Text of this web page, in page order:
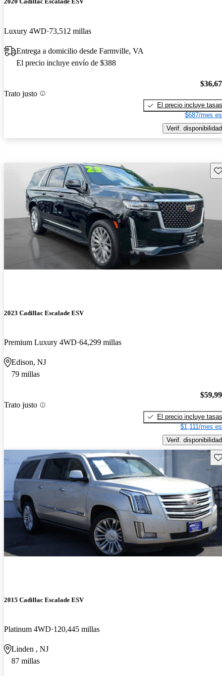
Luxury 4WD 73,512 millas
Entrega a domicilio desde Farmville, VA
El precio incluye envío de $388
Trato justo
El precio incluye tasas
$687/mes
Verif. disponibilidad
2023 Cadillac Escalade ESV
Premium Luxury 4WD 64,299 millas
Edison, NJ
79 millas
Trato justo
El precio incluye tasas
$1,111/mes
Verif. disponibilidad
2015 Cadillac Escalade ESV
Platinum 4WD 120,445 millas
Linden , NJ
87 millas